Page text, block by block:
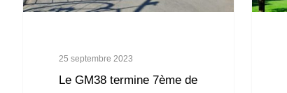
25 septembre 2023
Le GM38 termine 7ème de